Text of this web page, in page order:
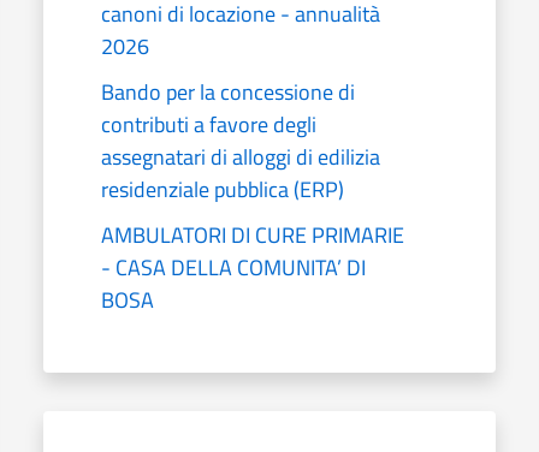
canoni di locazione - annualità
2026
Bando per la concessione di
contributi a favore degli
assegnatari di alloggi di edilizia
residenziale pubblica (ERP)
AMBULATORI DI CURE PRIMARIE
- CASA DELLA COMUNITA’ DI
BOSA